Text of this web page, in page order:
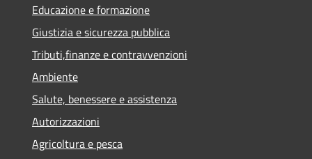
Educazione e formazione
Giustizia e sicurezza pubblica
Tributi,finanze e contravvenzioni
Ambiente
Salute, benessere e assistenza
Autorizzazioni
Agricoltura e pesca